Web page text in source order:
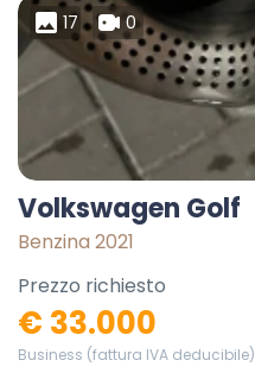
17 0
Volkswagen Golf
Benzina 2021
Prezzo richiesto
€ 33.000
Business (fattura IVA deducibile)